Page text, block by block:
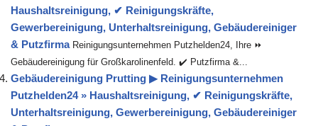
Haushaltsreinigung, ✔ Reinigungskräfte,
Gewerbereinigung, Unterhaltsreinigung, Gebäudereiniger
& Putzfirma Reinigungsunternehmen Putzhelden24, Ihre ⏩
Gebäudereinigung für Großkarolinenfeld. ✔️ Putzfirma &...
Gebäudereinigung Prutting ▶︎ Reinigungsunternehmen
Putzhelden24 » Haushaltsreinigung, ✔ Reinigungskräfte,
Unterhaltsreinigung, Gewerbereinigung, Gebäudereiniger